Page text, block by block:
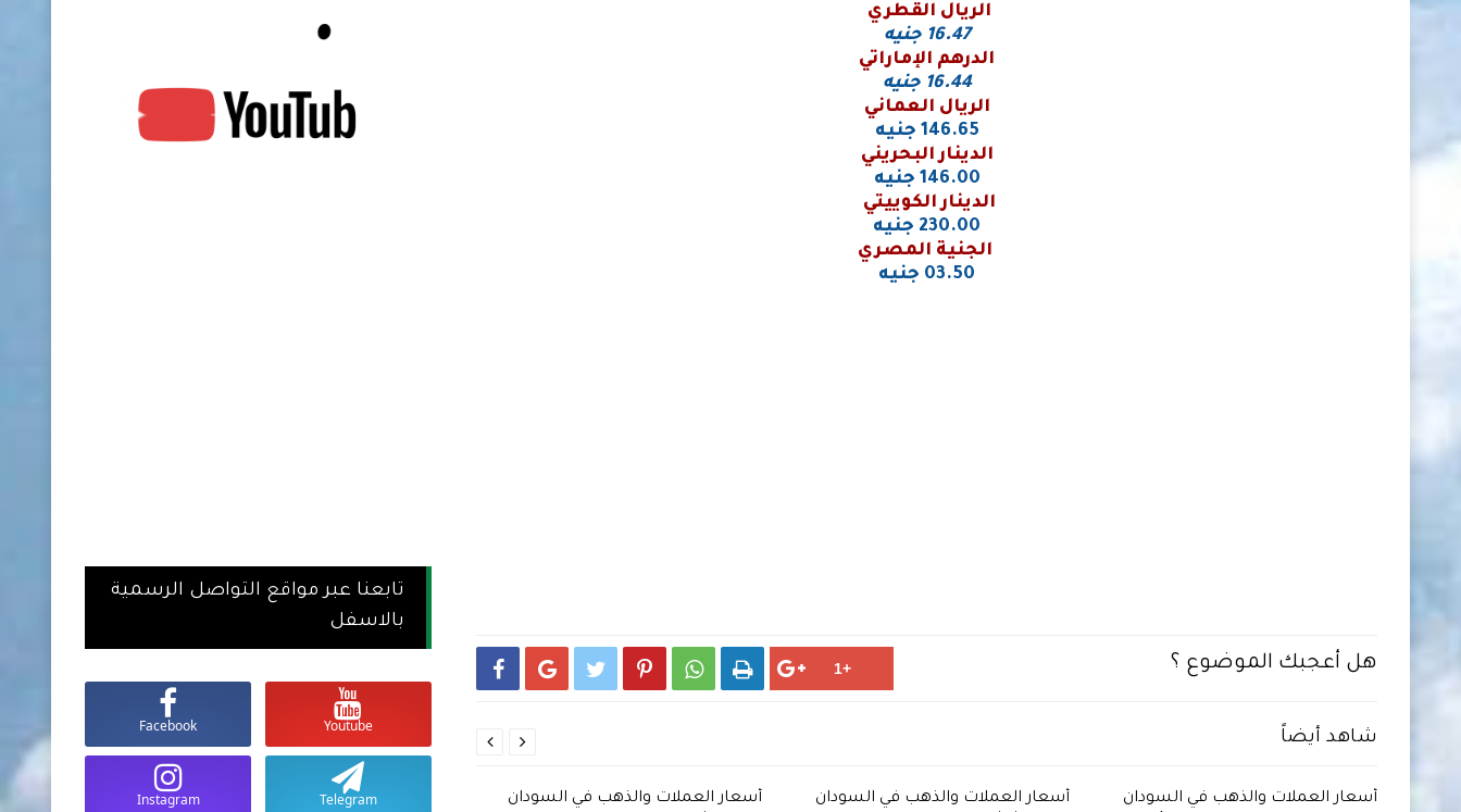
الريال القطري
16.47 جنيه
الدرهم الإماراتي
16.44 جنيه
الريال العماني
146.65 جنيه
الدينار البحريني
146.00 جنيه
الدينار الكوييتي
230.00 جنيه
الجنية المصري
03.50 جنيه
هل أعجبك الموضوع ؟      
شاهد أيضاً
أسعار العملات والذهب في السودان
أسعار العملات والذهب في السودان
أسعار العملات والذهب في السودان
أسعار العملات والذهب في السودان
أسعار العملات


تابعنا عبر مواقع التواصل الرسمية
بالاسفل
Youtube
Facebook
Telegram
Instagram